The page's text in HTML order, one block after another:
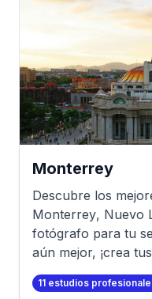
Monterrey
Descubre los
Monterrey, Nuevo
fotógrafo para tu
aún mejor, ¡crea
en minutos!
11 estudios